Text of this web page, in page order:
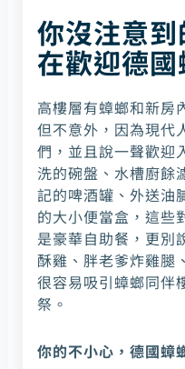
你沒注意
在歡迎德
高樓層有蟑螂和新房
但不意外，因為現代
們，並且說一聲歡
洗的碗盤、水槽廚餘
記的啤酒罐、外送油
的大小便當盒，這些
是豪華自助餐，更別
酥雞、胖老爹炸雞
很容易吸引蟑螂同伴
祭。
你的不小心，德國